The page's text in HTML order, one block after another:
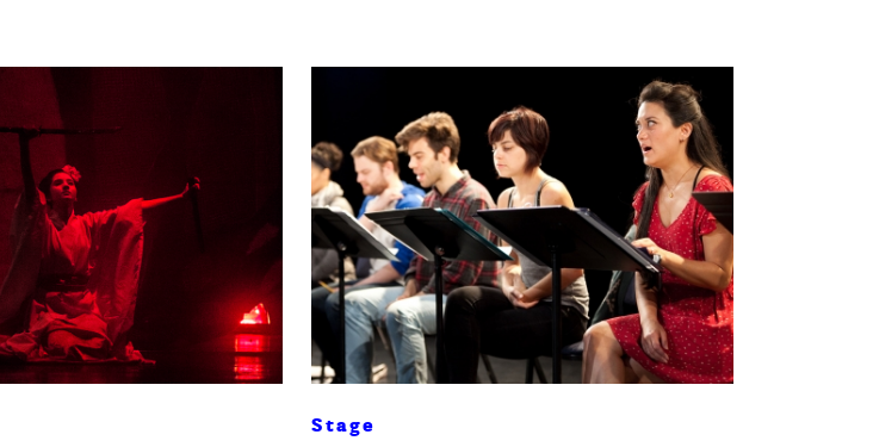
Stage
TWEET LINE EMAIL